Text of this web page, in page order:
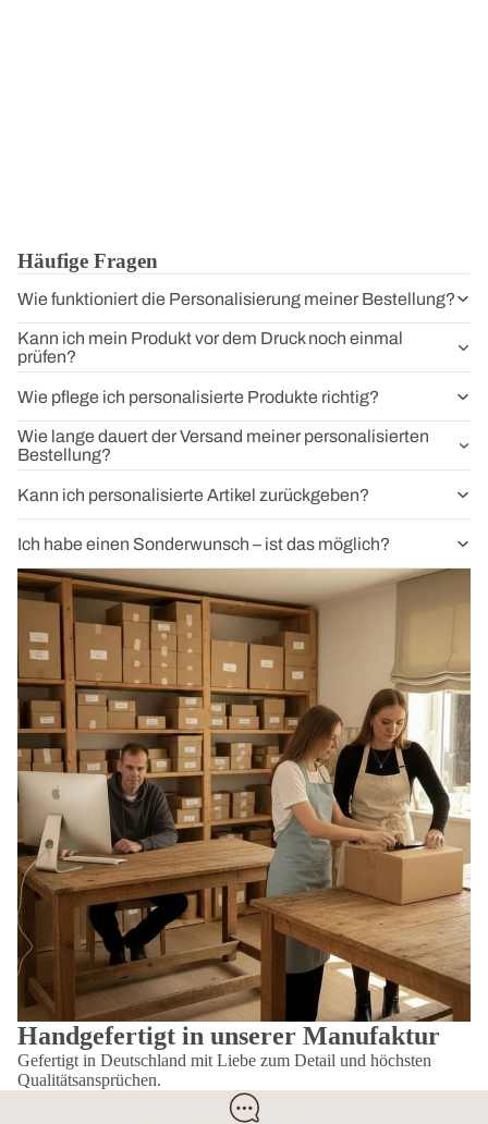
Häufige Fragen
Wie funktioniert die Personalisierung meiner Bestellung?
Kann ich mein Produkt vor dem Druck noch einmal
prüfen?
Wie pflege ich personalisierte Produkte richtig?
Wie lange dauert der Versand meiner personalisierten
Bestellung?
Kann ich personalisierte Artikel zurückgeben?
Ich habe einen Sonderwunsch – ist das möglich?
Handgefertigt in unserer Manufaktur
Gefertigt in Deutschland mit Liebe zum Detail und höchsten
Qualitätsansprüchen.